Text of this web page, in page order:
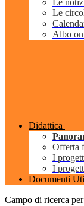
Le
Le
Albo
Didattica
Offerta
I
I
Documenti
Campo di ricerca